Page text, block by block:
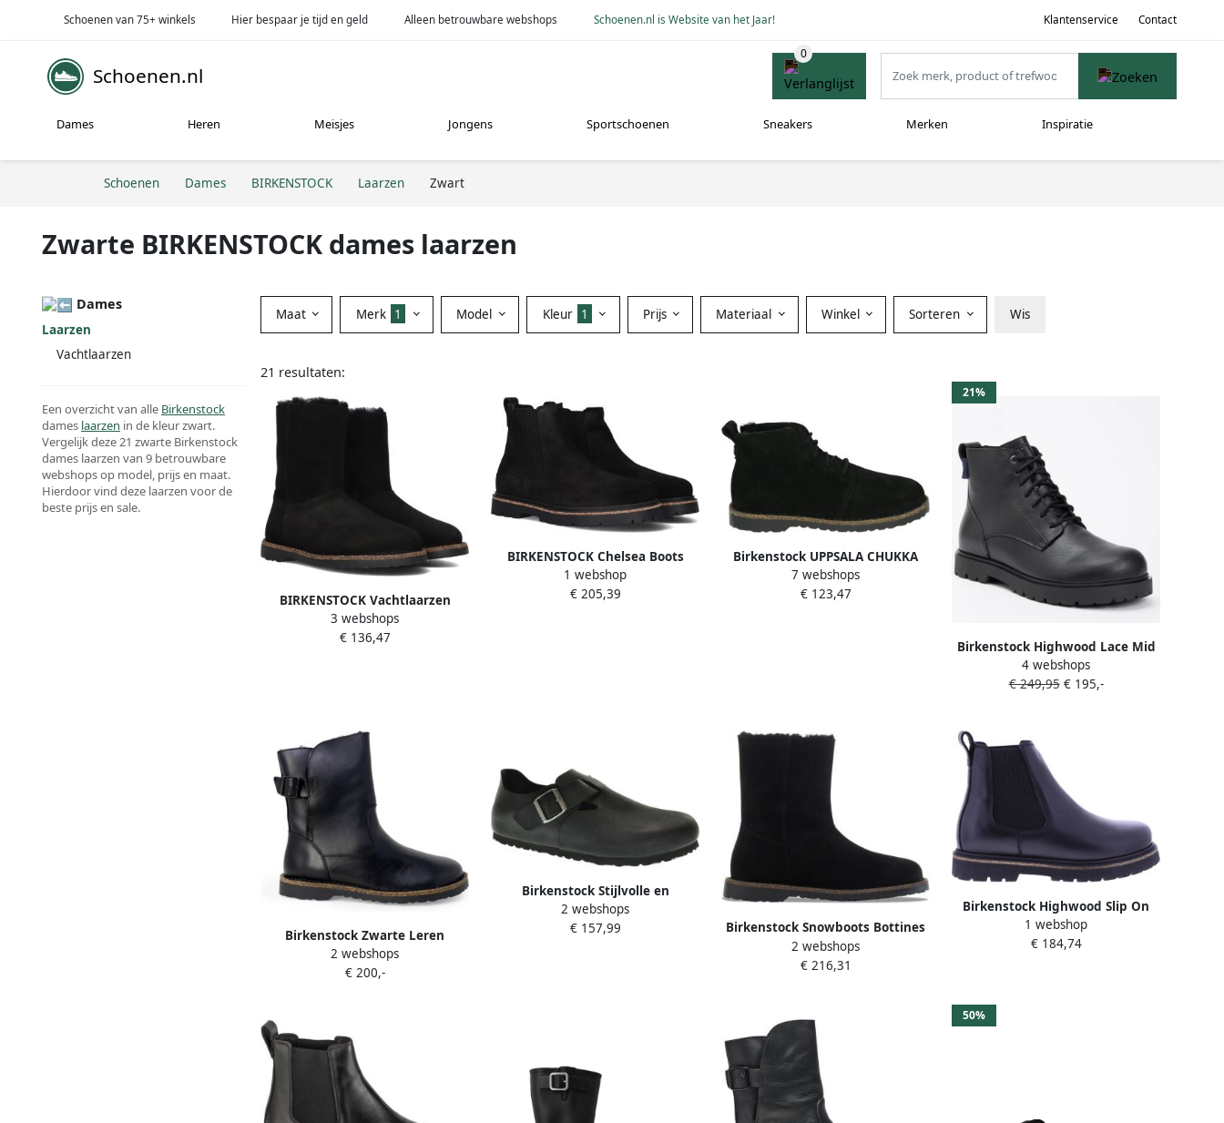
Schoenen van 75+ winkels Hier bespaar je tijd en geld Alleen betrouwbare webshops Schoenen.nl is Website van het Jaar! Klantenservice Contact
Schoenen.nl
Dames Heren Meisjes Jongens Sportschoenen Sneakers Merken Inspiratie
Schoenen Dames BIRKENSTOCK Laarzen Zwart
Zwarte BIRKENSTOCK dames laarzen
Dames
Laarzen
Vachtlaarzen
Een overzicht van alle Birkenstock
dames laarzen in de kleur zwart.
Vergelijk deze 21 zwarte Birkenstock
dames laarzen van 9 betrouwbare
webshops op model, prijs en maat.
Hierdoor vind deze laarzen voor de
beste prijs en sale.
Maat Merk 1 Model Kleur 1 Prijs Materiaal Winkel Sorteren Wis
21 resultaten:
BIRKENSTOCK Vachtlaarzen
Dames Uppsala Zip Shearling
Maat: 36 Materiaal: Suède Kleur:
3 webshops
€ 136,47
BIRKENSTOCK Chelsea Boots
Dames Highwood Slip On Mid W
Maat: 39 Materiaal: Suède Kleur:
1 webshop
€ 205,39
Birkenstock UPPSALA CHUKKA
SHEARLING SUEDE Hoge
sneakersHoge
7 webshops
€ 123,47
21%
Birkenstock Highwood Lace Mid
Waterproof LENA Hoge schoenen
Regular zwart
4 webshops
€ 249,95€ 195,-
Birkenstock Zwarte Leren
Enkellaarzen met Opvallend
Gespdetail Black Dames
2 webshops
€ 200,-
Birkenstock Stijlvolle en
Comfortabele Enkelhoge
Sandalen Zwart Unisex
2 webshops
€ 157,99
Birkenstock Snowboots Bottines
Uppsala Zip shearling
2 webshops
€ 216,31
Birkenstock Highwood Slip On
Boots Black Dames
1 webshop
€ 184,74
50%